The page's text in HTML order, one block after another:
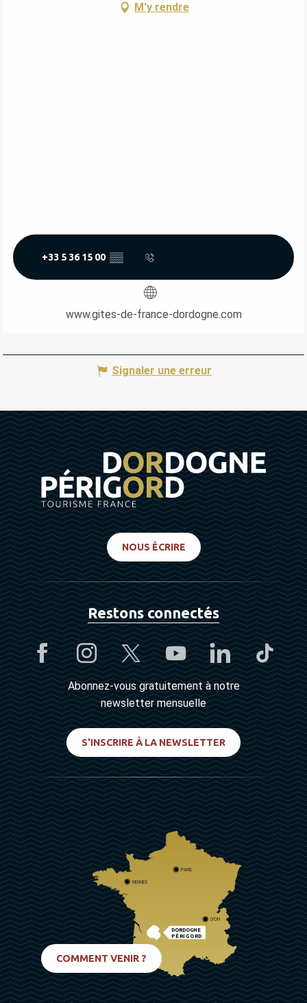
M'y rendre
+33 5 36 15 00 ▒▒
www.gites-de-france-dordogne.com
Signaler une erreur
NOUS ÉCRIRE
Restons connectés
Abonnez-vous gratuitement à notre
newsletter mensuelle
S'INSCRIRE À LA NEWSLETTER
DORDOGNE
PÉRIGORD
PARIS
RENNES
LYON
COMMENT VENIR ?